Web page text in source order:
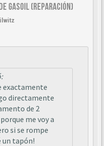
gasoil (reparación)
exactamente
directamente
de 2
me voy a
si se rompe
un tapón!